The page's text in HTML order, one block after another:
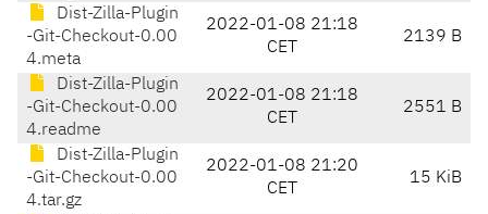
Dist-Zilla-Plugin
-Git-Checkout-0.00
4.meta
2022-01-08 21:18
CET
2139 B
Dist-Zilla-Plugin
-Git-Checkout-0.00
4.readme
2022-01-08 21:18
CET
2551 B
Dist-Zilla-Plugin
-Git-Checkout-0.00
4.tar.gz
2022-01-08 21:20
CET
15 KiB